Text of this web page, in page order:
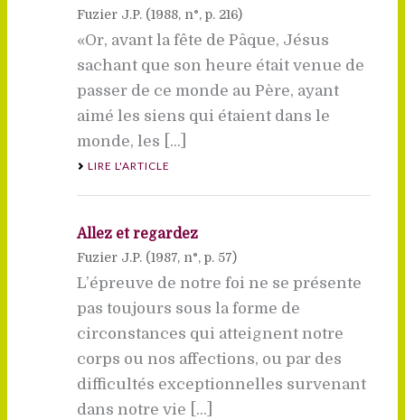
Fuzier J.P. (1988, n°, p. 216)
«Or, avant la fête de Pâque, Jésus
sachant que son heure était venue de
passer de ce monde au Père, ayant
aimé les siens qui étaient dans le
monde, les [...]
LIRE L'ARTICLE
Allez et regardez
Fuzier J.P. (1987, n°, p. 57)
L’épreuve de notre foi ne se présente
pas toujours sous la forme de
circonstances qui atteignent notre
corps ou nos affections, ou par des
difficultés exceptionnelles survenant
dans notre vie [...]